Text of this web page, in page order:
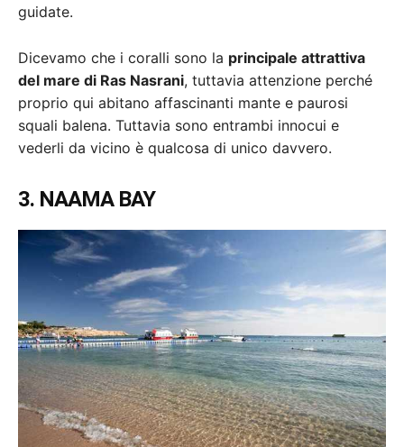
guidate.
Dicevamo che i coralli sono la principale attrattiva
del mare di Ras Nasrani, tuttavia attenzione perché
proprio qui abitano affascinanti mante e paurosi
squali balena. Tuttavia sono entrambi innocui e
vederli da vicino è qualcosa di unico davvero.
3. NAAMA BAY